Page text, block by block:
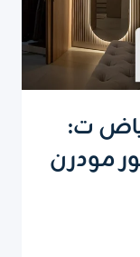
ت:
ديكور مودرن